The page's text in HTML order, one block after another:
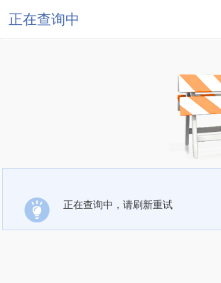
正在查询中
正在查询中，请刷新重试